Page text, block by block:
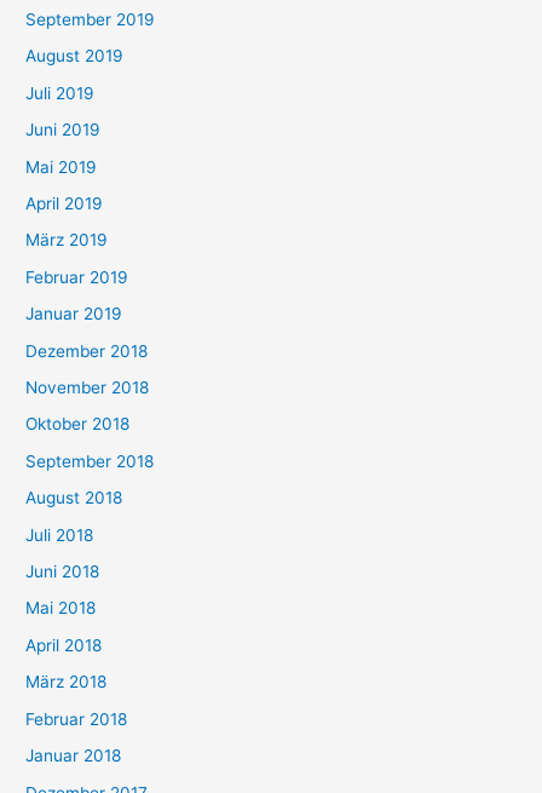
September 2019
August 2019
Juli 2019
Juni 2019
Mai 2019
April 2019
März 2019
Februar 2019
Januar 2019
Dezember 2018
November 2018
Oktober 2018
September 2018
August 2018
Juli 2018
Juni 2018
Mai 2018
April 2018
März 2018
Februar 2018
Januar 2018